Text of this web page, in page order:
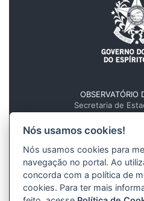
OBSERVATÓRIO
Secretaria de
Av. Marechal
Forte São João -
CEP
Tel.: (27)
Nós usamos cookies!
Nós usamos cookies para
navegação no portal. Ao
concorda com a política de
cookies. Para ter mais